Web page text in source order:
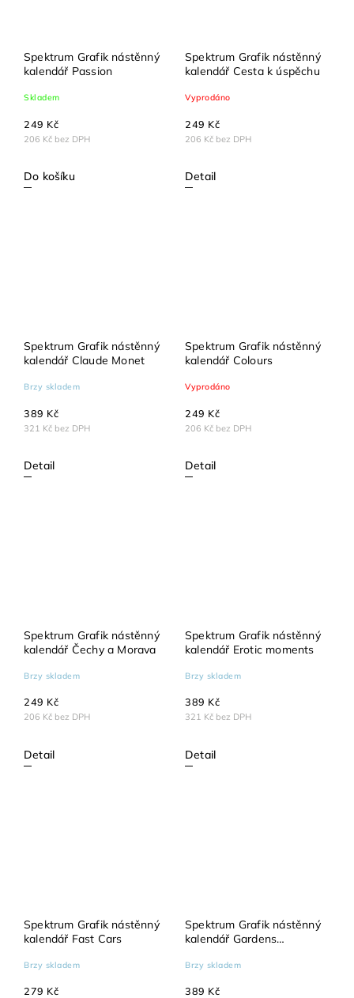
Spektrum Grafik nástěnný
kalendář Passion
Skladem
206 Kč bez DPH
249 Kč
Do košíku
Spektrum Grafik nástěnný
kalendář Cesta k úspěchu
Vyprodáno
206 Kč bez DPH
249 Kč
Detail
Spektrum Grafik nástěnný
kalendář Claude Monet
Brzy skladem
321 Kč bez DPH
389 Kč
Detail
Spektrum Grafik nástěnný
kalendář Colours
Vyprodáno
206 Kč bez DPH
249 Kč
Detail
Spektrum Grafik nástěnný
kalendář Čechy a Morava
Brzy skladem
206 Kč bez DPH
249 Kč
Detail
Spektrum Grafik nástěnný
kalendář Erotic moments
Brzy skladem
321 Kč bez DPH
389 Kč
Detail
Spektrum Grafik nástěnný
kalendář Fast Cars
Brzy skladem
279 Kč
Spektrum Grafik nástěnný
kalendář Gardens
Brzy skladem
389 Kč